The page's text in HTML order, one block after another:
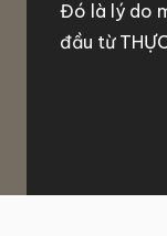
Đó là lý do
đầu từ